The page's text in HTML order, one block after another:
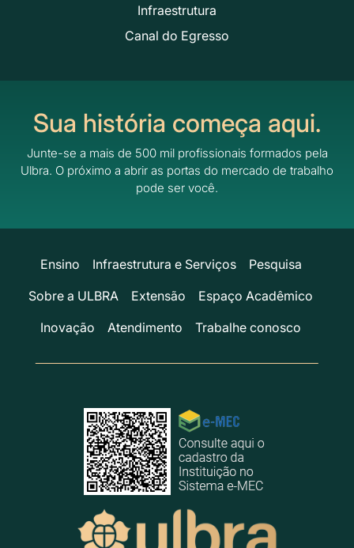
Infraestrutura
Canal do Egresso
Sua história começa aqui.
Junte-se a mais de 500 mil profissionais formados pela
Ulbra. O próximo a abrir as portas do mercado de trabalho
pode ser você.
Ensino Infraestrutura e Serviços
Pesquisa
Sobre a ULBRA
Extensão
Espaço Acadêmico
Inovação
Atendimento Trabalhe conosco